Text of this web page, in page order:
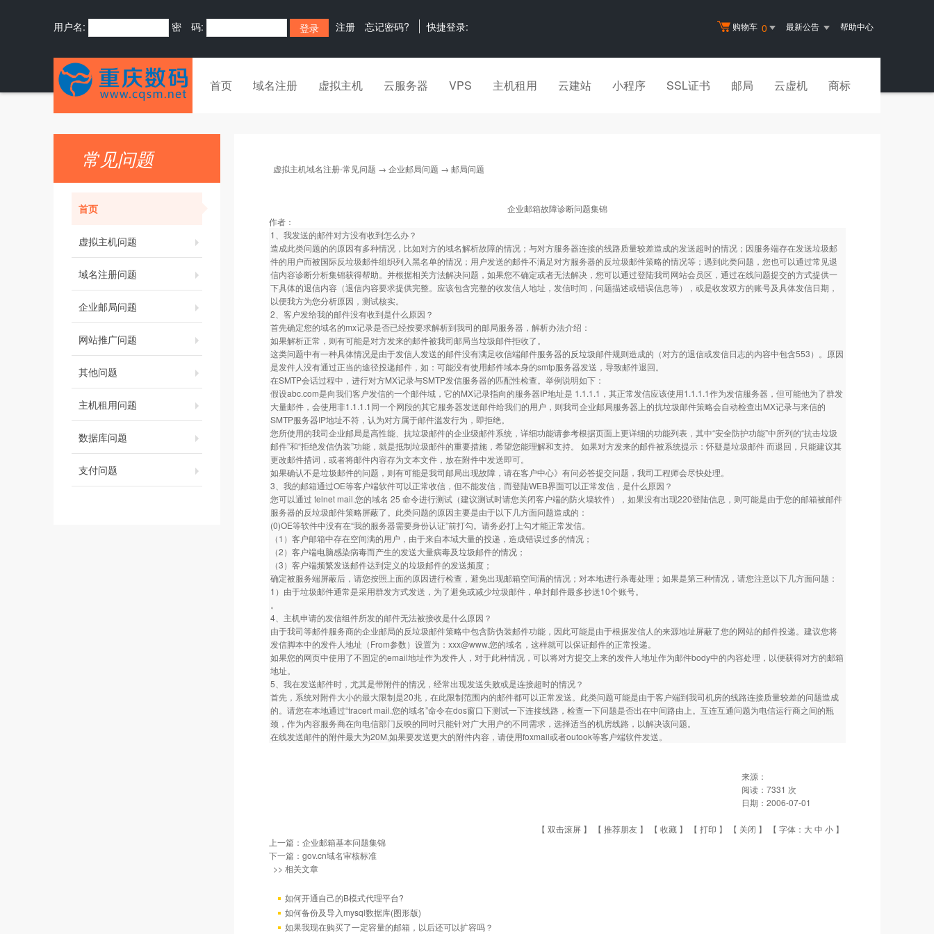
购物车 0 最新公告 帮助中心
用户名: 密 码: 注册 忘记密码? 快捷登录:
首页 域名注册 虚拟主机 云服务器 VPS 主机租用 云建站 小程序 SSL证书 邮局 云虚机 商标
常见问题
首页
虚拟主机问题
域名注册问题
企业邮局问题
网站推广问题
其他问题
主机租用问题
数据库问题
支付问题
虚拟主机域名注册-常见问题 → 企业邮局问题 → 邮局问题
企业邮箱故障诊断问题集锦
作者：
1、我发送的邮件对方没有收到怎么办？
造成此类问题的的原因有多种情况，比如对方的域名解析故障的情况；与对方服务器连接的线路质量较差造成的发送超时的情况；因服务端存在发送垃圾邮
件的用户而被国际反垃圾邮件组织列入黑名单的情况；用户发送的邮件不满足对方服务器的反垃圾邮件策略的情况等；遇到此类问题，您也可以通过常见退
信内容诊断分析集锦获得帮助。并根据相关方法解决问题，如果您不确定或者无法解决，您可以通过登陆我司网站会员区，通过在线问题提交的方式提供一
下具体的退信内容（退信内容要求提供完整。应该包含完整的收发信人地址，发信时间，问题描述或错误信息等），或是收发双方的账号及具体发信日期，
以便我方为您分析原因，测试核实。
2、客户发给我的邮件没有收到是什么原因？
首先确定您的域名的mx记录是否已经按要求解析到我司的邮局服务器，解析办法介绍：
如果解析正常，则有可能是对方发来的邮件被我司邮局当垃圾邮件拒收了。
这类问题中有一种具体情况是由于发信人发送的邮件没有满足收信端邮件服务器的反垃圾邮件规则造成的（对方的退信或发信日志的内容中包含553）。原因
是发件人没有通过正当的途径投递邮件，如：可能没有使用邮件域本身的smtp服务器发送，导致邮件退回。
在SMTP会话过程中，进行对方MX记录与SMTP发信服务器的匹配性检查。举例说明如下：
假设abc.com是向我们客户发信的一个邮件域，它的MX记录指向的服务器IP地址是 1.1.1.1，其正常发信应该使用1.1.1.1作为发信服务器，但可能他为了群发
大量邮件，会使用非1.1.1.1同一个网段的其它服务器发送邮件给我们的用户，则我司企业邮局服务器上的抗垃圾邮件策略会自动检查出MX记录与来信的
SMTP服务器IP地址不符，认为对方属于邮件滥发行为，即拒绝。
您所使用的我司企业邮局是高性能、抗垃圾邮件的企业级邮件系统，详细功能请参考根据页面上更详细的功能列表，其中“安全防护功能”中所列的“抗击垃圾
邮件”和“拒绝发信伪装”功能，就是抵制垃圾邮件的重要措施，希望您能理解和支持。 如果对方发来的邮件被系统提示：怀疑是垃圾邮件 而退回，只能建议其
更改邮件措词，或者将邮件内容存为文本文件，放在附件中发送即可。
如果确认不是垃圾邮件的问题，则有可能是我司邮局出现故障，请在客户中心》有问必答提交问题，我司工程师会尽快处理。
3、我的邮箱通过OE等客户端软件可以正常收信，但不能发信，而登陆WEB界面可以正常发信，是什么原因？
您可以通过 telnet mail.您的域名 25 命令进行测试（建议测试时请您关闭客户端的防火墙软件），如果没有出现220登陆信息，则可能是由于您的邮箱被邮件
服务器的反垃圾邮件策略屏蔽了。此类问题的原因主要是由于以下几方面问题造成的：
(0)OE等软件中没有在“我的服务器需要身份认证”前打勾。请务必打上勾才能正常发信。
（1）客户邮箱中存在空间满的用户，由于来自本域大量的投递，造成错误过多的情况；
（2）客户端电脑感染病毒而产生的发送大量病毒及垃圾邮件的情况；
（3）客户端频繁发送邮件达到定义的垃圾邮件的发送频度；
确定被服务端屏蔽后，请您按照上面的原因进行检查，避免出现邮箱空间满的情况；对本地进行杀毒处理；如果是第三种情况，请您注意以下几方面问题：
1）由于垃圾邮件通常是采用群发方式发送，为了避免或减少垃圾邮件，单封邮件最多抄送10个账号。
。
4、主机申请的发信组件所发的邮件无法被接收是什么原因？
由于我司等邮件服务商的企业邮局的反垃圾邮件策略中包含防伪装邮件功能，因此可能是由于根据发信人的来源地址屏蔽了您的网站的邮件投递。建议您将
发信脚本中的发件人地址（From参数）设置为： xxx@www.您的域名，这样就可以保证邮件的正常投递。
如果您的网页中使用了不固定的email地址作为发件人，对于此种情况，可以将对方提交上来的发件人地址作为邮件body中的内容处理，以便获得对方的邮箱
地址。
5、我在发送邮件时，尤其是带附件的情况，经常出现发送失败或是连接超时的情况？
首先，系统对附件大小的最大限制是20兆，在此限制范围内的邮件都可以正常发送。此类问题可能是由于客户端到我司机房的线路连接质量较差的问题造成
的。请您在本地通过“tracert mail.您的域名”命令在dos窗口下测试一下连接线路，检查一下问题是否出在中间路由上。互连互通问题为电信运行商之间的瓶
颈，作为内容服务商在向电信部门反映的同时只能针对广大用户的不同需求，选择适当的机房线路，以解决该问题。
在线发送邮件的附件最大为20M,如果要发送更大的附件内容，请使用foxmail或者outook等客户端软件发送。
来源：
阅读： 7331 次
日期： 2006-07-01
【 双击滚屏 】 【 推荐朋友 】 【 收藏 】 【 打印 】 【 关闭 】 【 字体： 大中 小 】
上一篇： 企业邮箱基本问题集锦
下一篇： gov.cn域名审核标准
>> 相关文章
如何开通自己的B模式代理平台?
如何备份及导入mysql数据库(图形版)
如果我现在购买了一定容量的邮箱，以后还可以扩容吗？